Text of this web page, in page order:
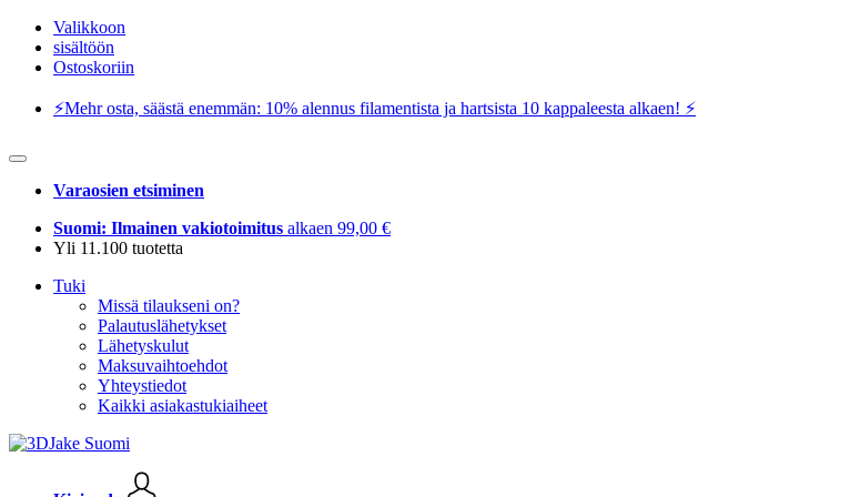
Valikkoon
sisältöön
Ostoskoriin
⚡️Mehr osta, säästä enemmän: 10% alennus filamentista ja hartsista 10 kappaleesta alkaen! ⚡️
Varaosien etsiminen
Suomi: Ilmainen vakiotoimitus alkaen 99,00 €
Yli 11.100 tuotetta
Tuki
Missä tilaukseni on?
Palautuslähetykset
Lähetyskulut
Maksuvaihtoehdot
Yhteystiedot
Kaikki asiakastukiaiheet